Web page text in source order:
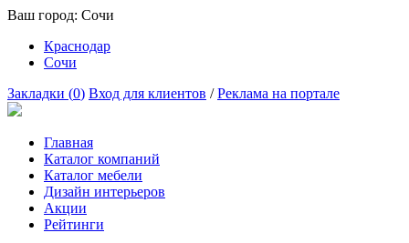
Ваш город: Сочи
Краснодар
Сочи
Закладки (0) Вход для клиентов /Реклама на портале
Главная
Каталог компаний
Каталог мебели
Дизайн интерьеров
Акции
Рейтинги